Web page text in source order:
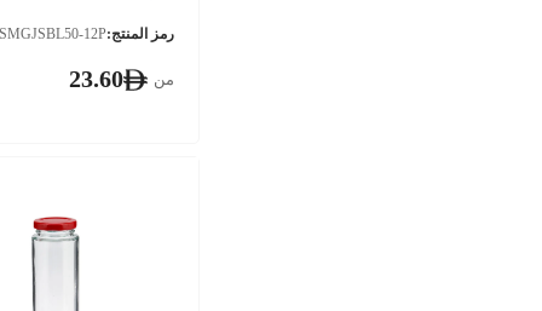
رمز المنتج:12P
من 23.60